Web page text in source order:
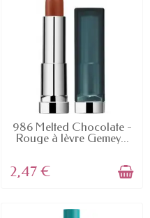
EN STOCK
986 Melted Chocolate -
Rouge à lèvre Gemey...
2,47 €